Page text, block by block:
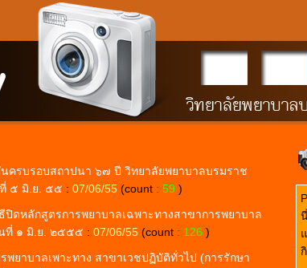
ครบรอบสถาปนา ๖๗ ปี วิทยาลัยพยาบาลบรมราช
๕ มิ.ย. ๕๕ : 07/06/55 (count : 59 )
ปิดหลักสูตรการพยาบาลเฉพาะทางสาขาการพยาบาล
ที่ ๑ มิ.ย. ๒๕๕๕ : 07/06/55 (count : 126 )
พยาบาลเพาะทาง สาขาเวชปฏิบัติทั่วไป (การรักษา